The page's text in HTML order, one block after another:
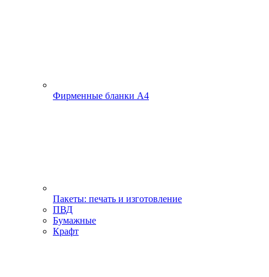
Фирменные бланки А4
Пакеты: печать и изготовление
ПВД
Бумажные
Крафт